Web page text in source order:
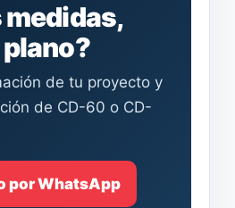
medidas,
de tu proyecto y
de CD-60 o CD-
por WhatsApp